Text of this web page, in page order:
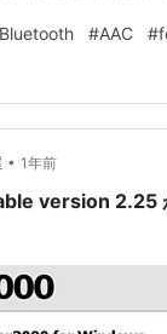
思う 今DAPは、
いているが
生音が出ず、こち
再生を模索する
Bluetooth #AAC #
• 1年前
version 2.25